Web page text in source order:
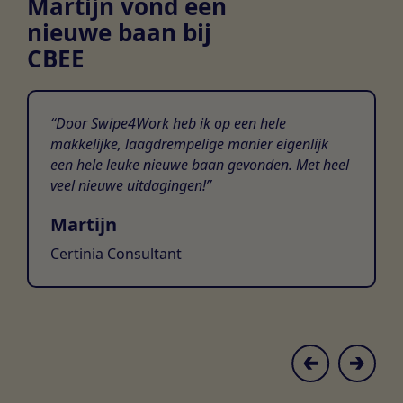
nieuwe baan bij
CBEE
Door Swipe4Work heb ik op een hele
makkelijke, laagdrempelige manier eigenlijk
een hele leuke nieuwe baan gevonden. Met heel
veel nieuwe uitdagingen!
Martijn
Certinia Consultant